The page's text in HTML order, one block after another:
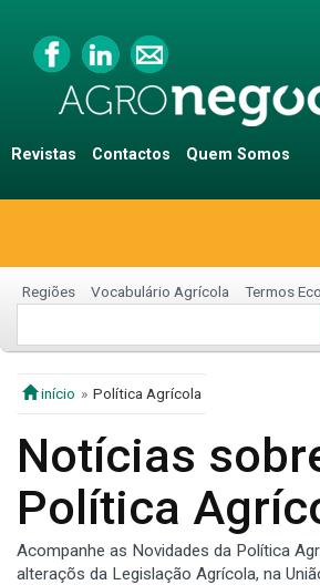
Revistas Contactos Quem Somos
Regiões Vocabulário Agrícola Termos
início Política Agrícola
Notícias
Política
Acompanhe as Novidades da Política
alteraçõs da Legislação Agrícola, na